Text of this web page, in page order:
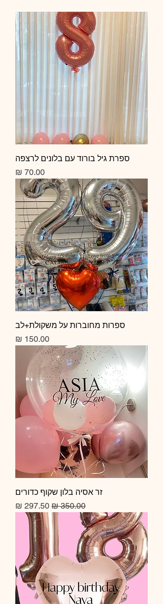
ספרת גיל בורוד עם בלונים לרצפה
מחיר
ספרות מחוברות על משקולת+לב
מחיר
זר אסיה בלון שקוף כדורים
מחיר רגיל מחיר מבצע